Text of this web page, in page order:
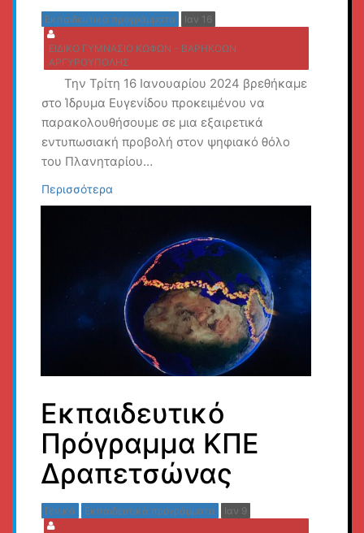
Εκπαιδευτικά προγράμματα Ιαν 16
ΕΙΔΙΚΟ ΓΥΜΝΑΣΙΟ ΚΩΦΩΝ - ΒΑΡΗΚΟΩΝ
ΑΡΓΥΡΟΥΠΟΛΗΣ
Την Τρίτη 16 Ιανουαρίου 2024 βρεθήκαμε
στο Ίδρυμα Ευγενίδου προκειμένου να
παρακολουθήσουμε σε μια εξαιρετικά
εντυπωσιακή προβολή στον ψηφιακό θόλο
του Πλανηταρίου…
Περισσότερα
Εκπαιδευτικό
Πρόγραμμα ΚΠΕ
Δραπετσώνας
Γενικά Εκπαιδευτικά προγράμματα Ιαν 9